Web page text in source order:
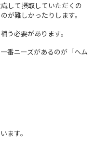
して摂取していただくの
が難しかったりします。
う必要があります。
番ニーズがあるのが「ヘム
ます。